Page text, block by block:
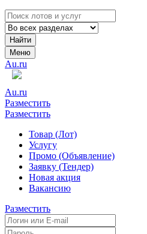
Найти
Меню
Au.ru
Au.ru
Разместить
Разместить
Товар (Лот)
Услугу
Промо (Объявление)
Заявку (Тендер)
Новая акция
Вакансию
Разместить